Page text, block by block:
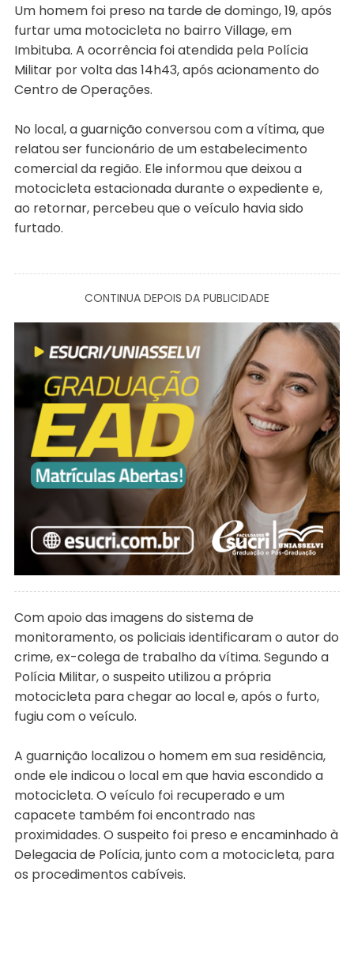
Um homem foi preso na tarde de domingo, 19, após
furtar uma motocicleta no bairro Village, em
Imbituba. A ocorrência foi atendida pela Polícia
Militar por volta das 14h43, após acionamento do
Centro de Operações.
No local, a guarnição conversou com a vítima, que
relatou ser funcionário de um estabelecimento
comercial da região. Ele informou que deixou a
motocicleta estacionada durante o expediente e,
ao retornar, percebeu que o veículo havia sido
furtado.
CONTINUA DEPOIS DA PUBLICIDADE
Com apoio das imagens do sistema de
monitoramento, os policiais identificaram o autor do
crime, ex-colega de trabalho da vítima. Segundo a
Polícia Militar, o suspeito utilizou a própria
motocicleta para chegar ao local e, após o furto,
fugiu com o veículo.
A guarnição localizou o homem em sua residência,
onde ele indicou o local em que havia escondido a
motocicleta. O veículo foi recuperado e um
capacete também foi encontrado nas
proximidades. O suspeito foi preso e encaminhado à
Delegacia de Polícia, junto com a motocicleta, para
os procedimentos cabíveis.